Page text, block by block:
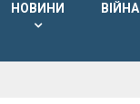
НОВИНИ ВІЙНА